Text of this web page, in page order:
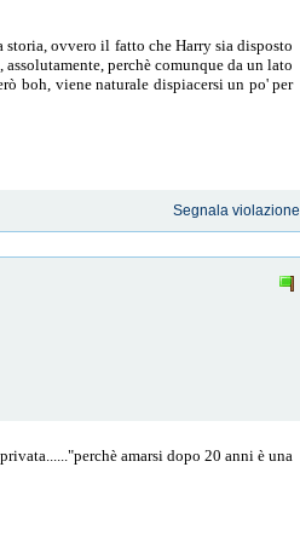
storia, ovvero il fatto che Harry sia disposto
perchè comunque da un lato
boh, viene naturale dispiacersi un po' per
Segnala violazione
amarsi dopo 20 anni è una